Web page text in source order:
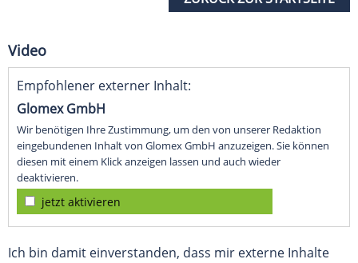
Video
Empfohlener externer Inhalt:
Glomex GmbH
Wir benötigen Ihre Zustimmung, um den von unserer Redaktion
eingebundenen Inhalt von Glomex GmbH anzuzeigen. Sie können
diesen mit einem Klick anzeigen lassen und auch wieder
deaktivieren.
jetzt aktivieren
Ich bin damit einverstanden, dass mir externe Inhalte